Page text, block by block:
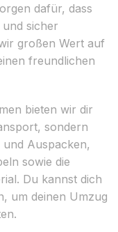
dafür, dass
sicher
großen Wert auf
freundlichen
bieten wir dir
sondern
Auspacken,
sowie die
Du kannst dich
um deinen Umzug